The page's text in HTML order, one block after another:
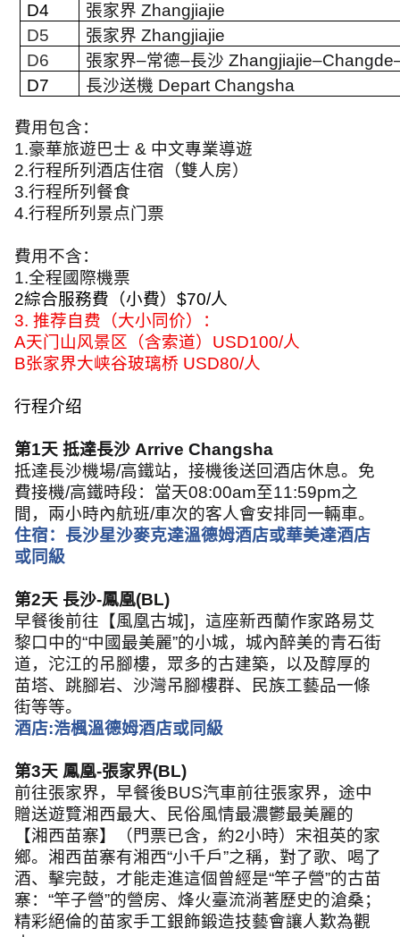
D4
張家界 Zhangjiajie
D5
張家界 Zhangjiajie
D6
張家界–常德–長沙
D7
長沙送機 Depart Changsha
費用包含：
1.豪華旅遊巴士 & 中文專業導遊
2.行程所列酒店住宿（雙人房）
3.行程所列餐食
4.行程所列景点门票
費用不含：
1.全程國際機票
2綜合服務費（小費） $70/人
3. 推荐自费（大小同价）：
A天门山风景区（含索道） USD100/人
B张家界大峡谷玻璃桥 USD80/人
行程介绍
第1天 抵達長沙 Arrive Changsha
抵達長沙機場/高鐵站，接機後送回酒店休息。免
費接機/高鐵時段：當天08:00am至11:59pm之
間，兩小時內航班/車次的客人會安排同一輛車。
住宿：長沙星沙麥克達溫德姆酒店或華美達酒店
或同級
第2天 長沙-鳳凰(BL)
早餐後前往【風凰古城] ，這座新西蘭作家路易艾
黎口中的“中國最美麗”的小城，城內醉美的青石街
道，沱江的吊腳樓，眾多的古建築，以及醇厚的
苗塔、跳腳岩、沙灣吊腳樓群、民族工藝品一條
街等等。
酒店:浩楓溫德姆酒店或同級
第3天 鳳凰-張家界(BL)
前往張家界，早餐後BUS汽車前往張家界，途中
贈送遊覽湘西最大、民俗風情最濃鬱最美麗的
【湘西苗寨】（門票已含，約2小時）宋祖英的家
鄉。湘西苗寨有湘西“小千戶”之稱，對了歌、喝了
酒、擊完鼓，才能走進這個曾經是“竿子營”的古苗
寨： “竿子營”的營房、烽火臺流淌著歷史的滄桑；
精彩絕倫的苗家手工銀飾鍛造技藝會讓人歎為觀